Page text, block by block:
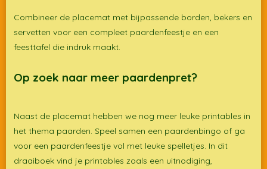
Combineer de placemat met bijpassende borden, bekers en
servetten voor een compleet paardenfeestje en een
feesttafel die indruk maakt.
Op zoek naar meer paardenpret?
Naast de placemat hebben we nog meer leuke printables in
het thema paarden. Speel samen een paardenbingo of ga
voor een paardenfeestje vol met leuke spelletjes. In dit
draaiboek vind je printables zoals een uitnodiging,